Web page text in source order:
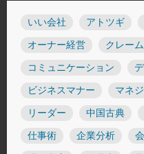
いい会社 アトツギ
オーナー経営 クレー
コミュニケーション
ビジネスマナー マネ
リーダー 中国古典
仕事術 企業分析